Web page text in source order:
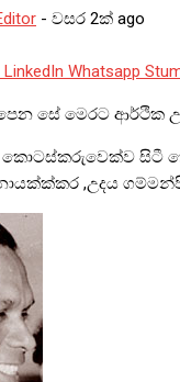
- වසර 2ක් ago
LinkedIn Whatsapp
සේ මෙරට ආර්ථික
සිටී
,උදය